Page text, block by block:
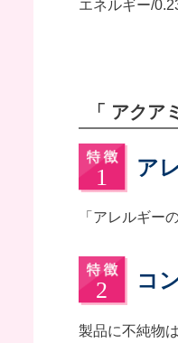
エネルギー/
「 アクア
ア
「アレルギー
コ
製品に不純物